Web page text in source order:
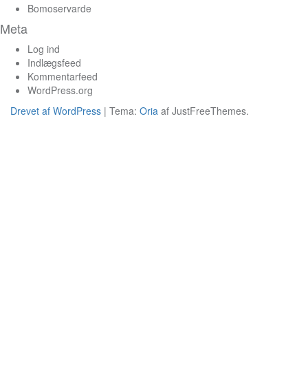
Bomoservarde
Meta
Log ind
Indlægsfeed
Kommentarfeed
WordPress.org
Drevet af WordPress | Tema: Oria af JustFreeThemes.